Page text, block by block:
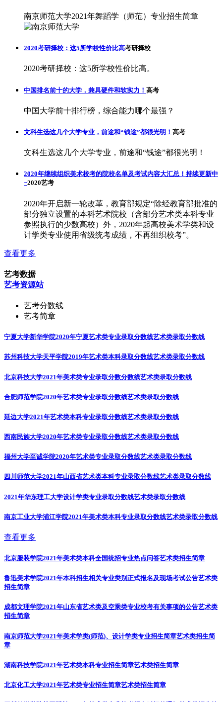
南京师范大学2021年舞蹈学（师范）专业招生简章
2020考研择校：这5所学校性价比高考研择校
2020考研择校：这5所学校性价比高。
中国排名前十的大学，兼具硬件和软实力！ 高考
中国大学前十排行榜，综合能力哪个最强？
文科生选这几个大学专业，前途和“钱途”都很光明！ 高考
文科生选这几个大学专业，前途和“钱途”都很光明！
2020年继续组织美术校考的院校名单及考试内容大汇总！持续更新中
~2020艺考
2020年开启新一轮改革，教育部规定“除经教育部批准的
部分独立设置的本科艺术院校（含部分艺术类本科专业
参照执行的少数高校）外，2020年起高校美术学类和设
计学类专业使用省级统考成绩，不再组织校考”。
查看更多
艺考数据
艺考资源站
艺考分数线
艺考简章
宁夏大学新华学院2020年宁夏艺术类专业录取分数线艺术类录取分数线
苏州科技大学天平学院2019年艺术类本科录取分数线艺术类录取分数线
北京科技大学2021年美术类专业录取分数分数线艺术类录取分数线
合肥师范学院2020年艺术类专业录取分数线艺术类录取分数线
延边大学2021年艺术类本科专业录取分数线艺术类录取分数线
西南民族大学2020年艺术类专业录取分数线艺术类录取分数线
福州大学至诚学院2020年艺术类专业录取分数线艺术类录取分数线
四川师范大学2021年山西省艺术类本科专业录取分数线艺术类录取分数线
2021年华东理工大学设计学类专业录取分数线艺术类录取分数线
南京工业大学浦江学院2021年美术类本科专业录取分数线艺术类录取分数线
查看更多
北京服装学院2021年美术类本科全国统招专业热点问答艺术类招生简章
鲁迅美术学院2021年本科招生相关专业类别正式报名及现场考试公告艺术类
招生简章
成都文理学院2021年山东省艺术类及空乘类专业校考有关事项的公告艺术类
招生简章
南京师范大学2021年美术学类(师范)、设计学类专业招生简章艺术类招生简
章
湖南科技学院2021年艺术类本科专业招生简章艺术类招生简章
北京化工大学2021年艺术类专业招生简章艺术类招生简章